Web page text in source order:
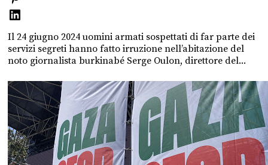
Il 24 giugno 2024 uomini armati sospettati di far parte dei
servizi segreti hanno fatto irruzione nell’abitazione del
noto giornalista burkinabé Serge Oulon, direttore del...